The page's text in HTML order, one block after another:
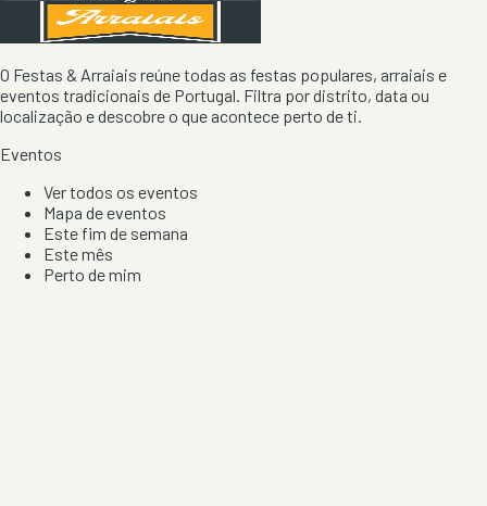
O Festas & Arraiais reúne todas as festas populares, arraiais e
eventos tradicionais de Portugal. Filtra por distrito, data ou
localização e descobre o que acontece perto de ti.
Eventos
Ver todos os eventos
Mapa de eventos
Este fim de semana
Este mês
Perto de mim